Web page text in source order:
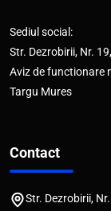
Sediul social:
Str. Dezrobirii, Nr.
Aviz de functionare
Targu Mures
Contact
Str. Dezrobirii,